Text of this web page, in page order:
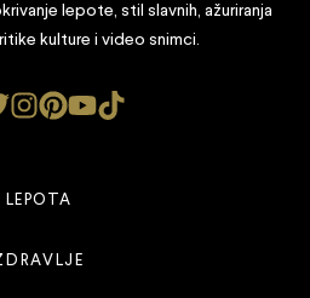
lepote, stil slavnih, ažuriranja
kulture i video snimci.
LEPOTA